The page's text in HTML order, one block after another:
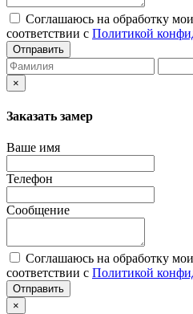
Соглашаюсь на обработку
соответствии с Политикой
Отправить
×
Заказать замер
Ваше имя
Телефон
Сообщение
Соглашаюсь на обработку
соответствии с Политикой
Отправить
×